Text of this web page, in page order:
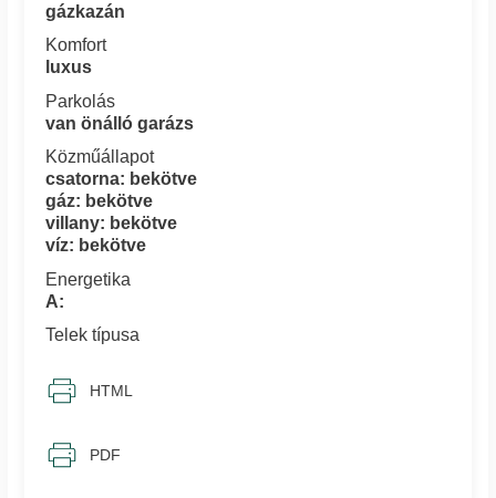
gázkazán
Komfort
luxus
Parkolás
van önálló garázs
Közműállapot
csatorna: bekötve
gáz: bekötve
villany: bekötve
víz: bekötve
Energetika
A:
Telek típusa
HTML
PDF